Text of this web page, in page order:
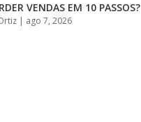
VENDAS EM 10 PASSOS?
| ago 7, 2026